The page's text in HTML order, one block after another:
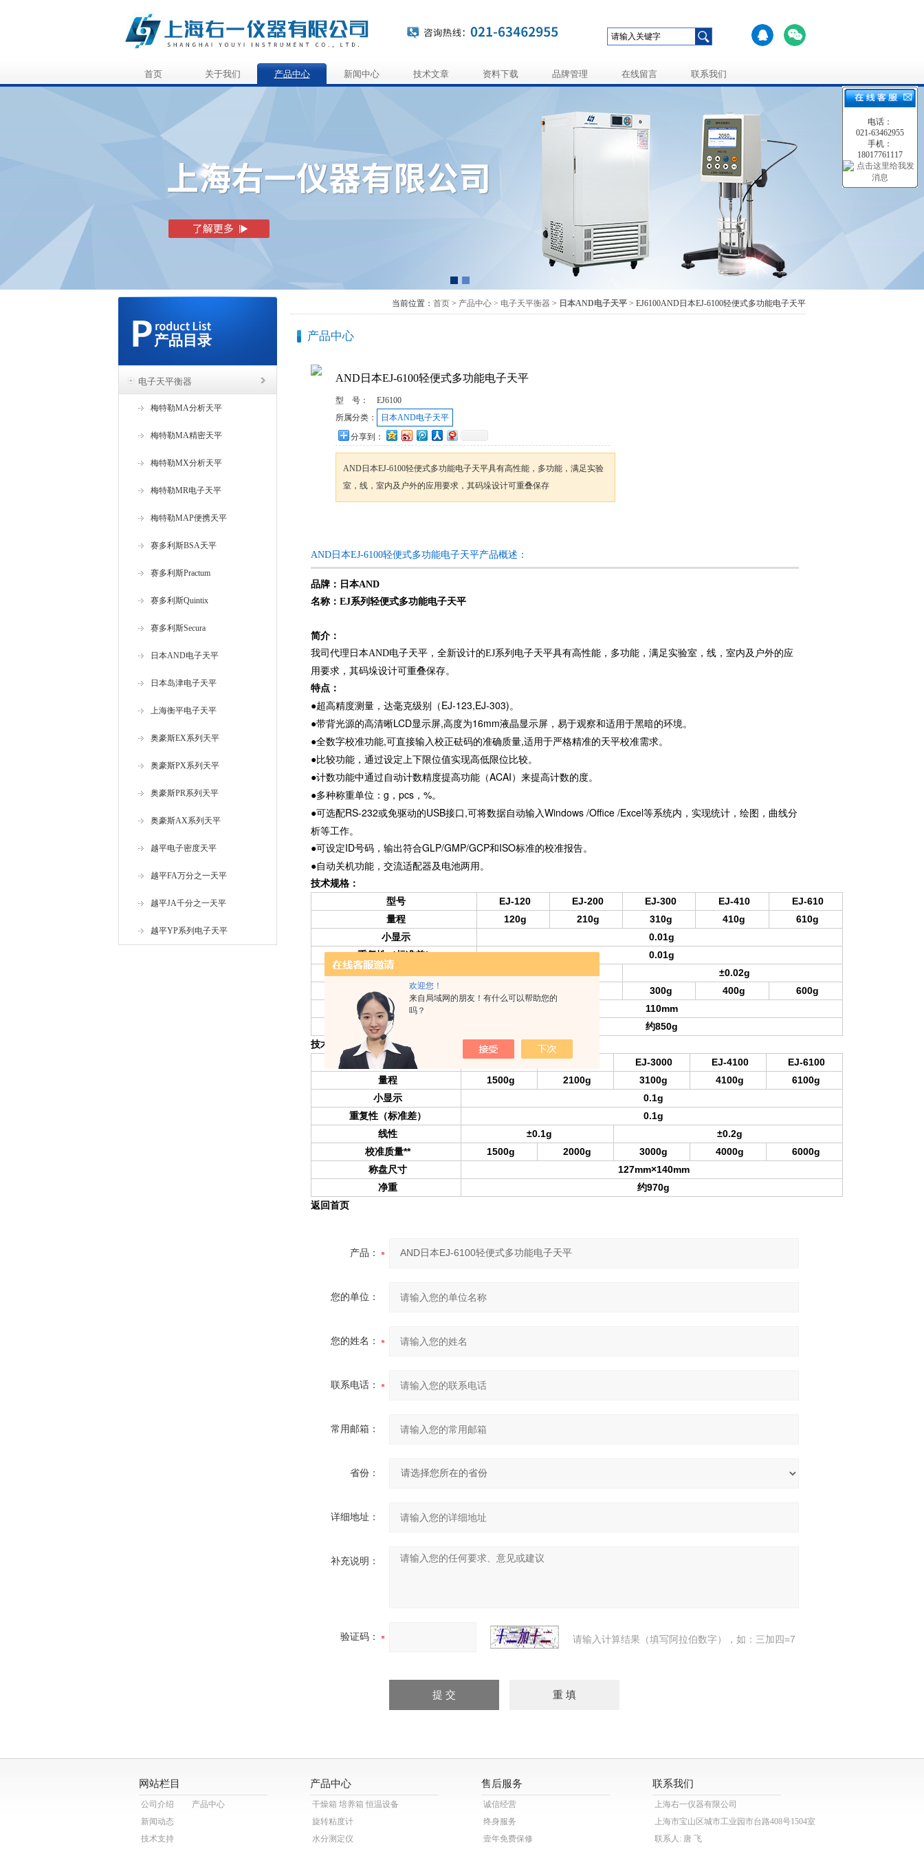
欢迎您！
来自局域网的朋友！有什么可以帮助您的
吗？
首页 关于我们 产品中心 新闻中心 技术文章 资料下载 品牌管理 在线留言 联系我们
产品目录
电子天平衡器
梅特勒MA分析天平
梅特勒MA精密天平
梅特勒MX分析天平
梅特勒MR电子天平
梅特勒MAP便携天平
赛多利斯BSA天平
赛多利斯Practum
赛多利斯Quintix
赛多利斯Secura
日本AND电子天平
日本岛津电子天平
上海衡平电子天平
奥豪斯EX系列天平
奥豪斯PX系列天平
奥豪斯PR系列天平
奥豪斯AX系列天平
越平电子密度天平
越平FA万分之一天平
越平JA千分之一天平
越平YP系列电子天平
当前位置： 首页 > 产品中心 > 电子天平衡器 > 日本AND电子天平 > EJ6100AND日本EJ-6100轻便式多功能电子天平
产品中心
AND日本EJ-6100轻便式多功能电子天平
型 号：
EJ6100
所属分类：
日本AND电子天平
分享到：
AND日本EJ-6100轻便式多功能电子天平具有高性能，多功能，满足实验
室，线，室内及户外的应用要求，其码垛设计可重叠保存
AND日本EJ-6100轻便式多功能电子天平产品概述：
品牌：日本AND
名称：EJ系列轻便式多功能电子天平
简介：
我司代理日本AND电子天平，全新设计的EJ系列电子天平具有高性能，多功能，满足实验室，线，室内及户外的应
用要求，其码垛设计可重叠保存。
特点：
●超高精度测量，达毫克级别（EJ-123,EJ-303)。
●带背光源的高清晰LCD显示屏,高度为16mm液晶显示屏，易于观察和适用于黑暗的环境。
●全数字校准功能,可直接输入校正砝码的准确质量,适用于严格精准的天平校准需求。
●比较功能，通过设定上下限位值实现高低限位比较。
●计数功能中通过自动计数精度提高功能（ACAI）来提高计数的度。
●多种称重单位：g，pcs，%。
●可选配RS-232或免驱动的USB接口,可将数据自动输入Windows /Office /Excel等系统内，实现统计，绘图，曲线分
析等工作。
●可设定ID号码，输出符合GLP/GMP/GCP和ISO标准的校准报告。
●自动关机功能，交流适配器及电池两用。
技术规格：
型号 EJ-120 EJ-200 EJ-300 EJ-410
EJ-610
量程
120g 210g 310g 410g
610g
小显示
0.01g
重复性（标准差）
0.01g
线性
±0.02g
校准质量**
300g 400g
600g
称盘尺寸
110mm
净重
约850g
技术规格：
型号 EJ-1500 EJ-2000 EJ-3000 EJ-4100
EJ-6100
量程
1500g 2100g 3100g 4100g
6100g
小显示
0.1g
重复性（标准差）
0.1g
线性
±0.1g
±0.2g
校准质量**
1500g 2000g 3000g 4000g
6000g
称盘尺寸
127mm×140mm
净重
约970g
返回首页
产品：
您的单位：
您的姓名：
联系电话：
常用邮箱：
省份：
详细地址：
补充说明：
验证码： 请输入计算结果（填写阿拉伯数字），如：三加四=7
网站栏目
公司介绍
产品中心
新闻动态
技术支持
产品中心
干燥箱 培养箱 恒温设备
旋转粘度计
水分测定仪
售后服务
诚信经营
终身服务
壹年免费保修
联系我们
上海右一仪器有限公司
上海市宝山区城市工业园市台路408号1504室
联系人: 唐 飞
电话：
021-63462955
手机：
18017761117